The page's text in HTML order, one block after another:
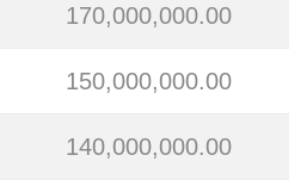
170,000,000.00
150,000,000.00
140,000,000.00